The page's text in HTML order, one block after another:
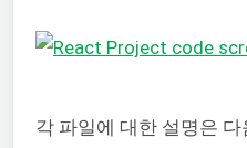
각 파일에 대한 설명은